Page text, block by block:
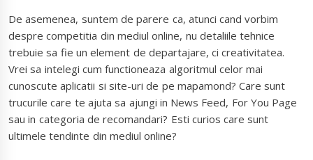
De asemenea, suntem de parere ca, atunci cand vorbim
despre competitia din mediul online, nu detaliile tehnice
trebuie sa fie un element de departajare, ci creativitatea.
Vrei sa intelegi cum functioneaza algoritmul celor mai
cunoscute aplicatii si site-uri de pe mapamond? Care sunt
trucurile care te ajuta sa ajungi in News Feed, For You Page
sau in categoria de recomandari? Esti curios care sunt
ultimele tendinte din mediul online?